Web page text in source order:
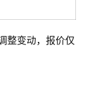
整变动，报价仅